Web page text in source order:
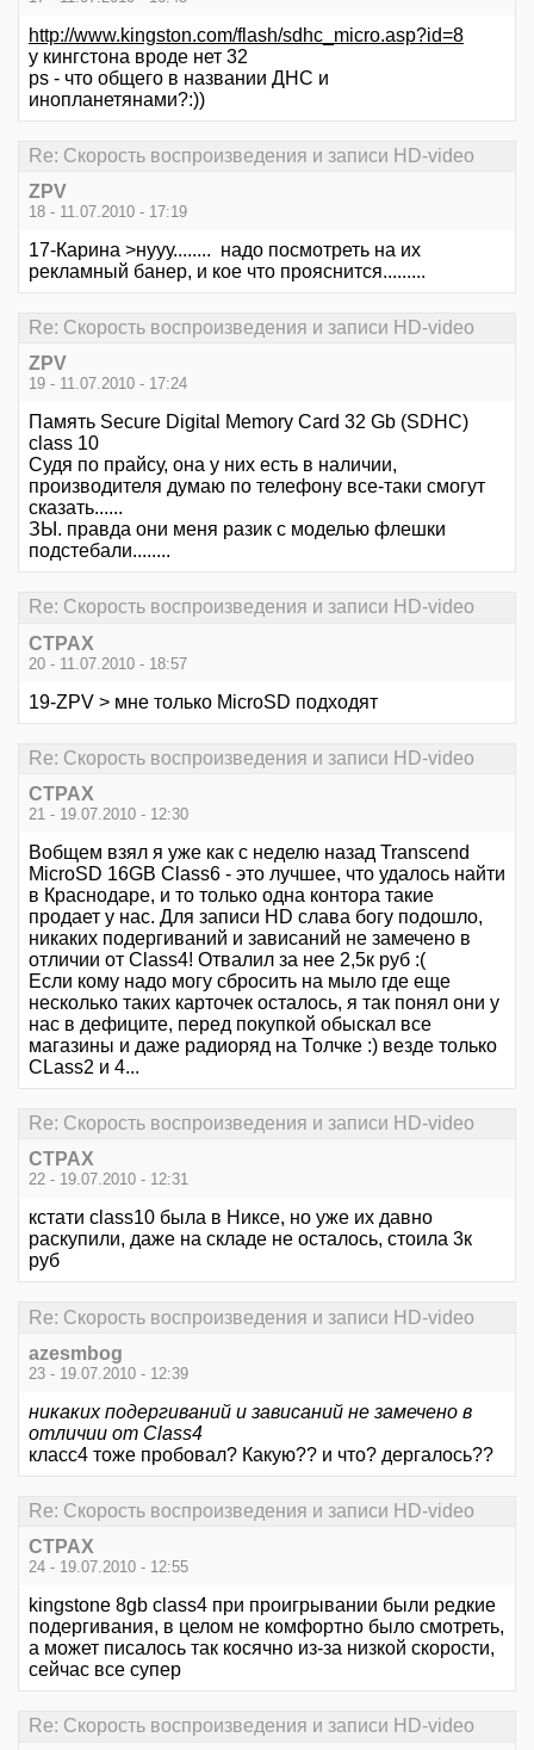
http://www.kingston.com/flash/sdhc_micro.asp?id=8
у кингстона вроде нет 32
ps - что общего в названии ДНС и
инопланетянами?:))
Re: Скорость воспроизведения и записи HD-video
ZPV
18 - 11.07.2010 - 17:19
17-Карина >нууу........ надо посмотреть на их
рекламный банер, и кое что прояснится.........
Re: Скорость воспроизведения и записи HD-video
ZPV
19 - 11.07.2010 - 17:24
Память Secure Digital Memory Card 32 Gb (SDHC)
class 10
Судя по прайсу, она у них есть в наличии,
производителя думаю по телефону все-таки смогут
сказать......
ЗЫ. правда они меня разик с моделью флешки
подстебали........
Re: Скорость воспроизведения и записи HD-video
CTPAX
20 - 11.07.2010 - 18:57
19-ZPV > мне только MicroSD подходят
Re: Скорость воспроизведения и записи HD-video
CTPAX
21 - 19.07.2010 - 12:30
Вобщем взял я уже как с неделю назад Transcend
MicroSD 16GB Class6 - это лучшее, что удалось найти
в Краснодаре, и то только одна контора такие
продает у нас. Для записи HD слава богу подошло,
никаких подергиваний и зависаний не замечено в
отличии от Class4! Отвалил за нее 2,5к руб :(
Если кому надо могу сбросить на мыло где еще
несколько таких карточек осталось, я так понял они у
нас в дефиците, перед покупкой обыскал все
магазины и даже радиоряд на Толчке :) везде только
CLass2 и 4...
Re: Скорость воспроизведения и записи HD-video
CTPAX
22 - 19.07.2010 - 12:31
кстати class10 была в Никсе, но уже их давно
раскупили, даже на складе не осталось, стоила 3к
руб
Re: Скорость воспроизведения и записи HD-video
azesmbog
23 - 19.07.2010 - 12:39
никаких подергиваний и зависаний не замечено в
отличии от Class4
класс4 тоже пробовал? Какую?? и что? дергалось??
Re: Скорость воспроизведения и записи HD-video
CTPAX
24 - 19.07.2010 - 12:55
kingstone 8gb class4 при проигрывании были редкие
подергивания, в целом не комфортно было смотреть,
а может писалось так косячно из-за низкой скорости,
сейчас все супер
Re: Скорость воспроизведения и записи HD-video